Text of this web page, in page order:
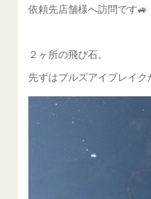
依頼先店舗様へ訪問です🚙
２ヶ所の飛び石。
先ずはブルズアイブレイ